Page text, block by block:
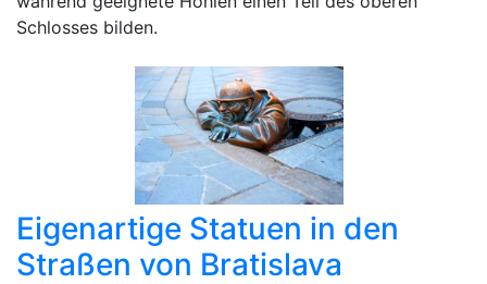
Schlosses bilden.
Eigenartige Statuen in den
Straßen von Bratislava